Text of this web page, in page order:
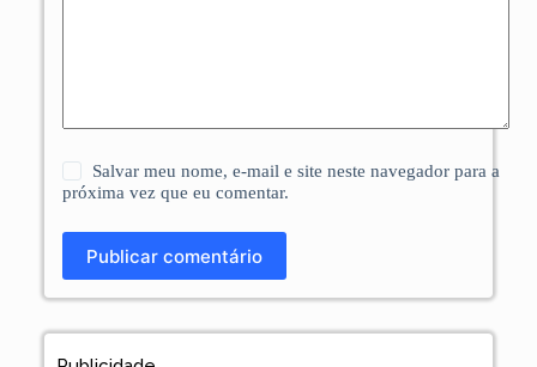
Salvar meu nome, e-mail e site neste navegador para a
próxima vez que eu comentar.
Publicar comentário